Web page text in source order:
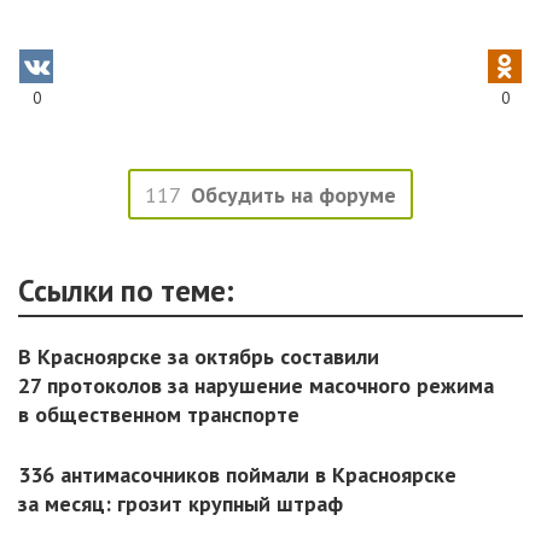
0 0
117 Обсудить на форуме
Ссылки по теме:
В Красноярске за октябрь составили
27 протоколов за нарушение масочного режима
в общественном транспорте
336 антимасочников поймали в Красноярске
за месяц: грозит крупный штраф